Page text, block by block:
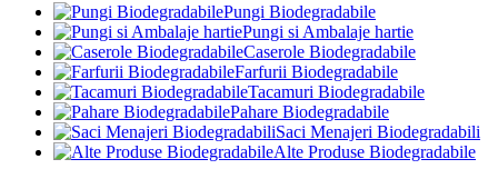
Pungi Biodegradabile
Pungi si Ambalaje hartie
Caserole Biodegradabile
Farfurii Biodegradabile
Tacamuri Biodegradabile
Pahare Biodegradabile
Saci Menajeri Biodegradabili
Alte Produse Biodegradabile